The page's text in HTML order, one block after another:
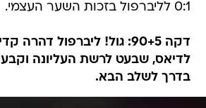
0:1 לליברפול בזכות השער העצמי.
דקה 90+5: גול! ליברפול
בדרך לשלב הבא.